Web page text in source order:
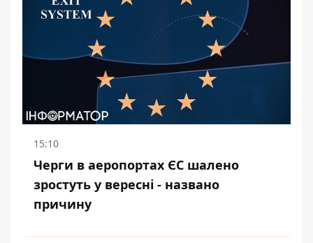
15:10
Черги в аеропортах ЄС шалено
зростуть у вересні - названо
причину